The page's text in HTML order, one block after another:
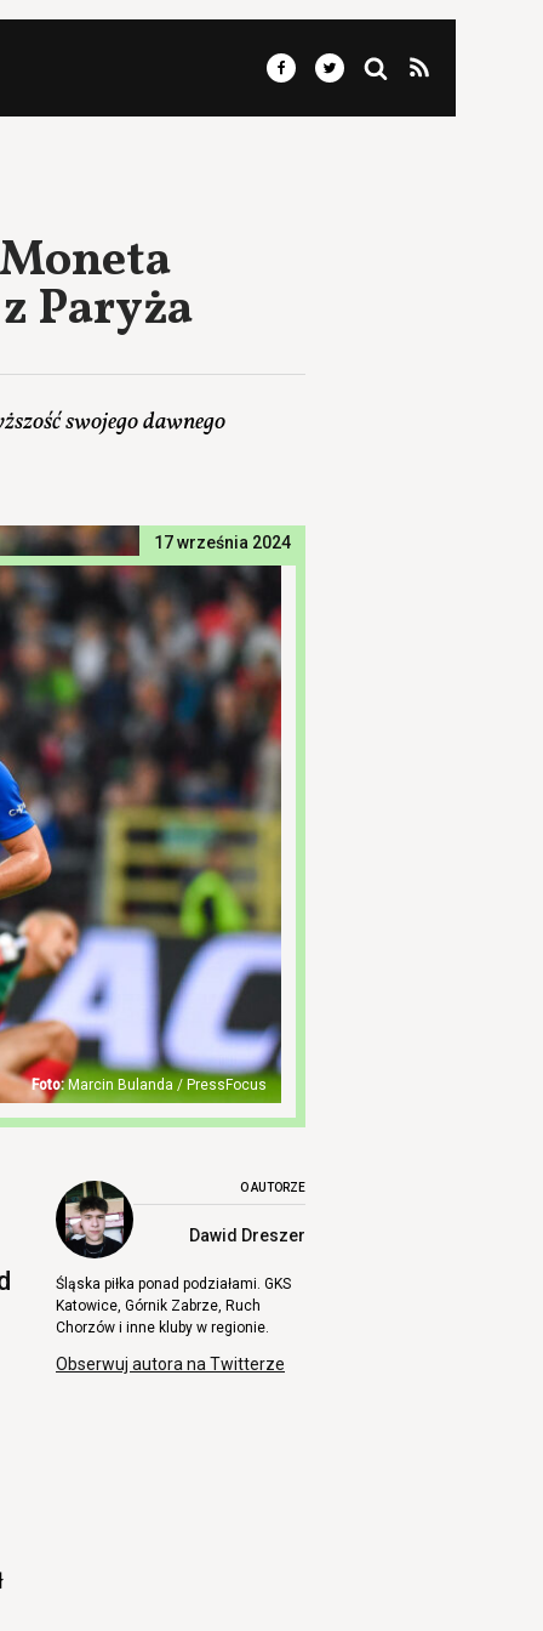
Paryża
swojego dawnego
17 września 2024
Marcin Bulanda / PressFocus
O AUTORZE
Dawid Dreszer
Śląska piłka ponad podziałami. GKS
Katowice, Górnik Zabrze, Ruch
Chorzów i inne kluby w regionie.
Obserwuj autora na Twitterze